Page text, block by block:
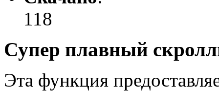
118
Супер плавный
Эта функция